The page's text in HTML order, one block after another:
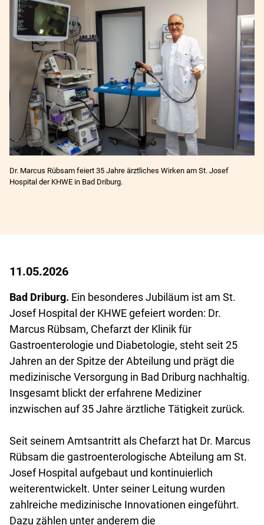
Dr. Marcus Rübsam feiert 35 Jahre ärztliches Wirken am St. Josef
Hospital der KHWE in Bad Driburg.
11.05.2026
Bad Driburg. Ein besonderes Jubiläum ist am St.
Josef Hospital der KHWE gefeiert worden: Dr.
Marcus Rübsam, Chefarzt der Klinik für
Gastroenterologie und Diabetologie, steht seit 25
Jahren an der Spitze der Abteilung und prägt die
medizinische Versorgung in Bad Driburg nachhaltig.
Insgesamt blickt der erfahrene Mediziner
inzwischen auf 35 Jahre ärztliche Tätigkeit zurück.
Seit seinem Amtsantritt als Chefarzt hat Dr. Marcus
Rübsam die gastroenterologische Abteilung am St.
Josef Hospital aufgebaut und kontinuierlich
weiterentwickelt. Unter seiner Leitung wurden
zahlreiche medizinische Innovationen eingeführt.
Dazu zählen unter anderem die